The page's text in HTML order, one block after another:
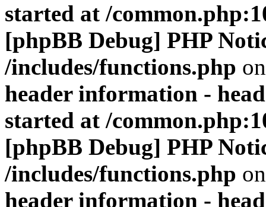
started at /
[phpBB Debug] PHP
/includes/functions.php
header information -
started at /
[phpBB Debug] PHP
/includes/functions.php
header information -